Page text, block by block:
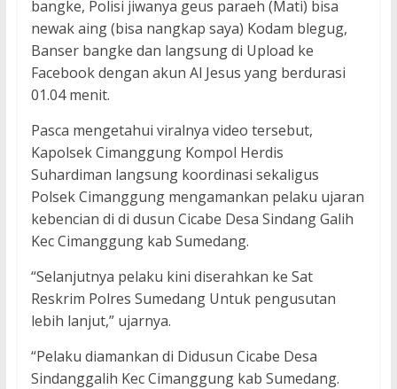
bangke, Polisi jiwanya geus paraeh (Mati) bisa
newak aing (bisa nangkap saya) Kodam blegug,
Banser bangke dan langsung di Upload ke
Facebook dengan akun Al Jesus yang berdurasi
01.04 menit.
Pasca mengetahui viralnya video tersebut,
Kapolsek Cimanggung Kompol Herdis
Suhardiman langsung koordinasi sekaligus
Polsek Cimanggung mengamankan pelaku ujaran
kebencian di di dusun Cicabe Desa Sindang Galih
Kec Cimanggung kab Sumedang.
“Selanjutnya pelaku kini diserahkan ke Sat
Reskrim Polres Sumedang Untuk pengusutan
lebih lanjut,” ujarnya.
“Pelaku diamankan di Didusun Cicabe Desa
Sindanggalih Kec Cimanggung kab Sumedang.